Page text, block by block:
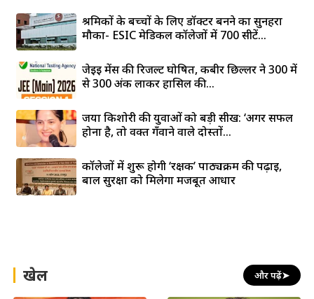
श्रमिकों के बच्चों के लिए डॉक्टर बनने का सुनहरा
मौका- ESIC मेडिकल कॉलेजों में 700 सीटें...
जेईई मेंस की रिजल्ट घोषित, कबीर छिल्लर ने 300 में
से 300 अंक लाकर हासिल की...
जया किशोरी की युवाओं को बड़ी सीख: ‘अगर सफल
होना है, तो वक्त गँवाने वाले दोस्तों...
कॉलेजों में शुरू होगी ‘रक्षक’ पाठ्यक्रम की पढ़ाई,
बाल सुरक्षा को मिलेगा मजबूत आधार
खेल और पढ़ें➤